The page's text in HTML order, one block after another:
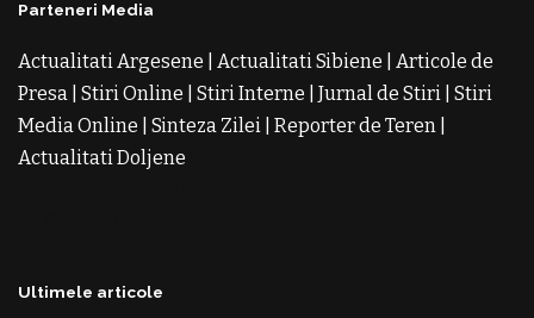
Parteneri Media
Actualitati Argesene Actualitati Sibiene
Articole de
Presa Stiri Online Stiri Interne Jurnal de Stiri Stiri
Media Online
Sinteza Zilei Reporter de Teren
Actualitati Doljene
Ultimele articole